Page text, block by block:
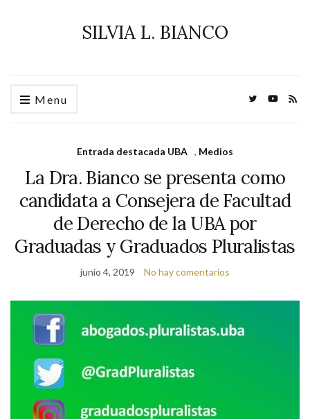
SILVIA L. BIANCO
Menu
Entrada destacada UBA , Medios
La Dra. Bianco se presenta como
candidata a Consejera de Facultad
de Derecho de la UBA por
Graduadas y Graduados Pluralistas
junio 4, 2019 No hay comentarios